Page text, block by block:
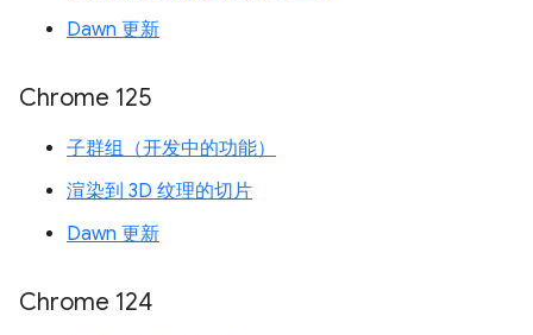
Dawn 更新
Chrome 125
子群组（开发中的功能）
渲染到 3D 纹理的切片
Dawn 更新
Chrome 124